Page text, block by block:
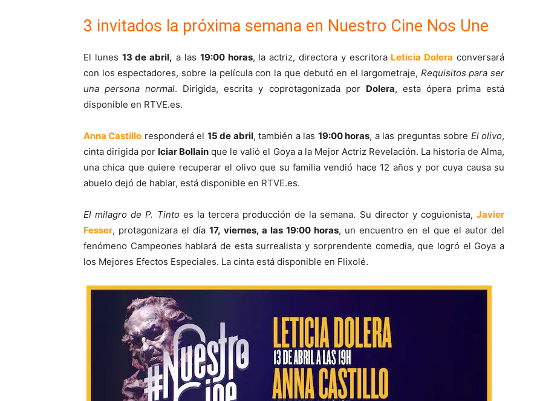
3 invitados la próxima semana en Nuestro Cine Nos Une
El lunes 13 de abril, a las 19:00 horas, la actriz, directora y escritora Leticia Dolera conversará
con los espectadores, sobre la película con la que debutó en el largometraje, Requisitos para ser
una persona normal. Dirigida, escrita y coprotagonizada por Dolera, esta ópera prima está
disponible en RTVE.es.
Anna Castillo responderá el 15 de abril, también a las 19:00 horas, a las preguntas sobre El olivo,
cinta dirigida por Iciar Bollain que le valió el Goya a la Mejor Actriz Revelación. La historia de Alma,
una chica que quiere recuperar el olivo que su familia vendió hace 12 años y por cuya causa su
abuelo dejó de hablar, está disponible en RTVE.es.
El milagro de P. Tintoes la tercera producción de la semana. Su director y coguionista, Javier
Fesser, protagonizara el día17, viernes, a las 19:00 horas, un encuentro en el que el autor del
fenómeno Campeones hablará de esta surrealista y sorprendente comedia, que logró el Goya a
los Mejores Efectos Especiales. La cinta está disponible en Flixolé.